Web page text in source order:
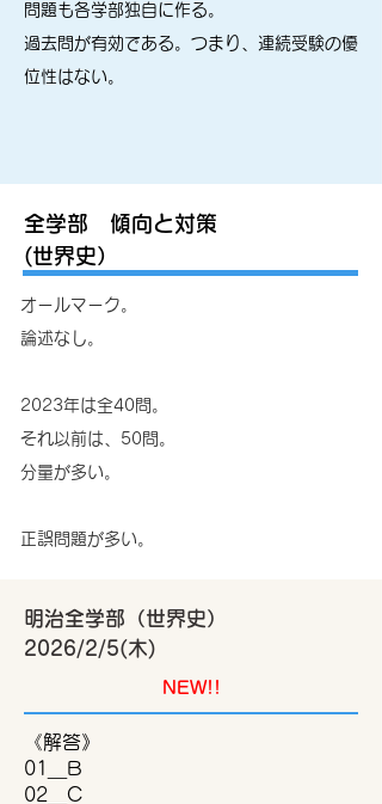
問題も各学部独自に作る。
過去問が有効である。つまり、連続受験の優
位性はない。
全学部 傾向と対策
​(世界史）
オールマーク。
論述なし。
2023年は全40問。
それ以前は、50問。
​分量が多い。
​正誤問題が多い。
明治全学部（世界史）
​2026/2/5(木)
NEW!!
​《解答》
01＿B
02＿C